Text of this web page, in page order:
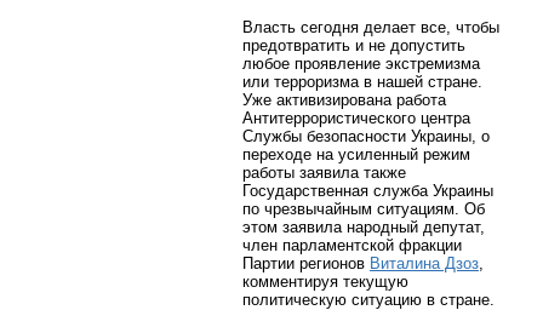
Власть сегодня делает все, чтобы
предотвратить и не допустить
любое проявление экстремизма
или терроризма в нашей стране.
Уже активизирована работа
Антитеррористического центра
Службы безопасности Украины, о
переходе на усиленный режим
работы заявила также
Государственная служба Украины
по чрезвычайным ситуациям. Об
этом заявила народный депутат,
член парламентской фракции
Партии регионов Виталина Дзоз
комментируя текущую
политическую ситуацию в стране.